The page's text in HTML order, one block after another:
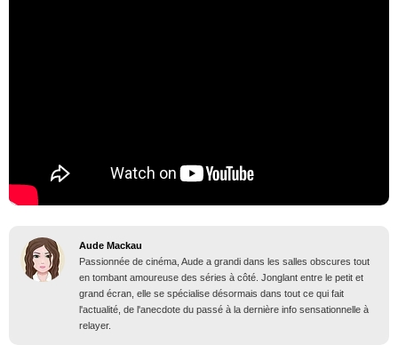
Aude Mackau
Passionnée de cinéma, Aude a grandi dans les salles obscures tout
en tombant amoureuse des séries à côté. Jonglant entre le petit et
grand écran, elle se spécialise désormais dans tout ce qui fait
l'actualité, de l'anecdote du passé à la dernière info sensationnelle à
relayer.